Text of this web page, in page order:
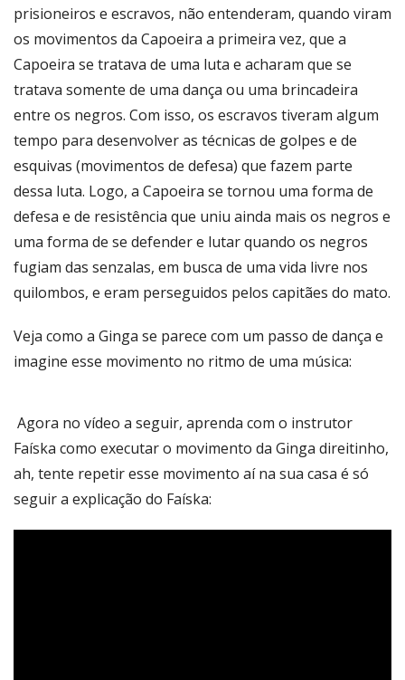
prisioneiros e escravos, não entenderam, quando viram
os movimentos da Capoeira a primeira vez, que a
Capoeira se tratava de uma luta e acharam que se
tratava somente de uma dança ou uma brincadeira
entre os negros. Com isso, os escravos tiveram algum
tempo para desenvolver as técnicas de golpes e de
esquivas (movimentos de defesa) que fazem parte
dessa luta. Logo, a Capoeira se tornou uma forma de
defesa e de resistência que uniu ainda mais os negros e
uma forma de se defender e lutar quando os negros
fugiam das senzalas, em busca de uma vida livre nos
quilombos, e eram perseguidos pelos capitães do mato.
Veja como a Ginga se parece com um passo de dança e
imagine esse movimento no ritmo de uma música:
Agora no vídeo a seguir, aprenda com o instrutor
Faíska como executar o movimento da Ginga direitinho,
ah, tente repetir esse movimento aí na sua casa é só
seguir a explicação do Faíska: